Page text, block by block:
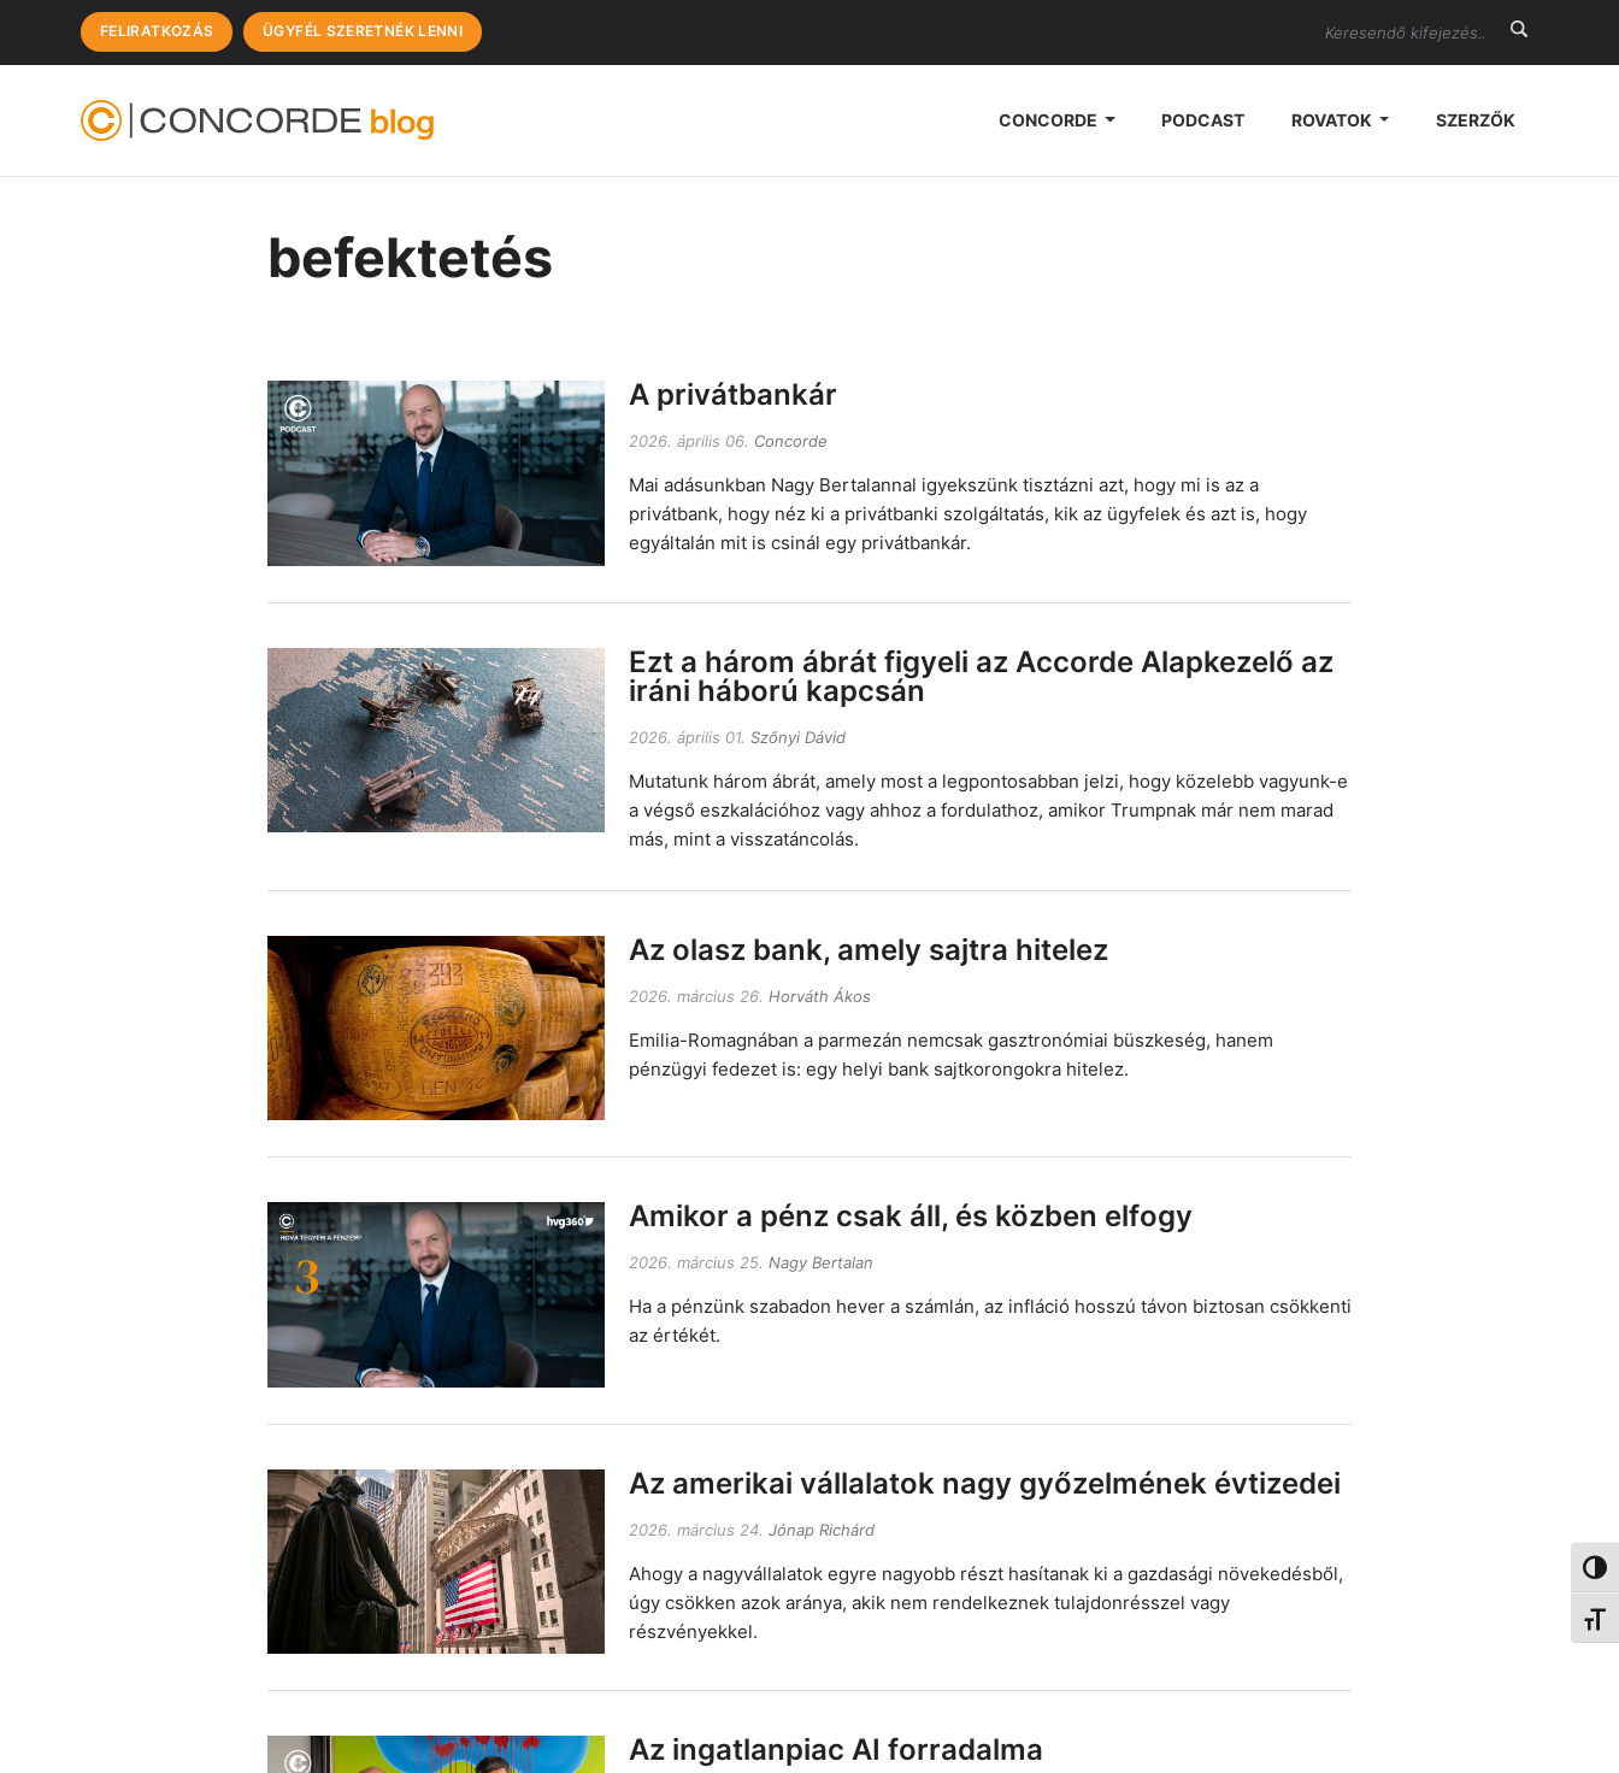
FELIRATKOZÁS ÜGYFÉL SZERETNÉK LENNI Search
CONCORDE PODCAST ROVATOK SZERZŐK
befektetés
A privátbankár
2026. április 06. Concorde
Mai adásunkban Nagy Bertalannal igyekszünk tisztázni azt, hogy mi is az a
privátbank, hogy néz ki a privátbanki szolgáltatás, kik az ügyfelek és azt is, hogy
egyáltalán mit is csinál egy privátbankár.
Ezt a három ábrát figyeli az Accorde Alapkezelő az
iráni háború kapcsán
2026. április 01. Szőnyi Dávid
Mutatunk három ábrát, amely most a legpontosabban jelzi, hogy közelebb vagyunk-e
a végső eszkalációhoz vagy ahhoz a fordulathoz, amikor Trumpnak már nem marad
más, mint a visszatáncolás.
Az olasz bank, amely sajtra hitelez
2026. március 26. Horváth Ákos
Emilia-Romagnában a parmezán nemcsak gasztronómiai büszkeség, hanem
pénzügyi fedezet is: egy helyi bank sajtkorongokra hitelez.
Amikor a pénz csak áll, és közben elfogy
2026. március 25. Nagy Bertalan
Ha a pénzünk szabadon hever a számlán, az infláció hosszú távon biztosan csökkenti
az értékét.
Az amerikai vállalatok nagy győzelmének évtizedei
2026. március 24. Jónap Richárd
Ahogy a nagyvállalatok egyre nagyobb részt hasítanak ki a gazdasági növekedésből,
úgy csökken azok aránya, akik nem rendelkeznek tulajdonrésszel vagy
részvényekkel.
Az ingatlanpiac AI forradalma